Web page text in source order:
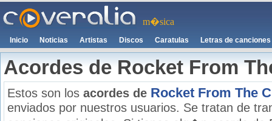
m�sica
Inicio Noticias Artistas Discos Caratulas Letras de canciones
Acordes de Rocket From
Estos son los acordes de Rocket From The
enviados por nuestros usuarios. Se tratan de